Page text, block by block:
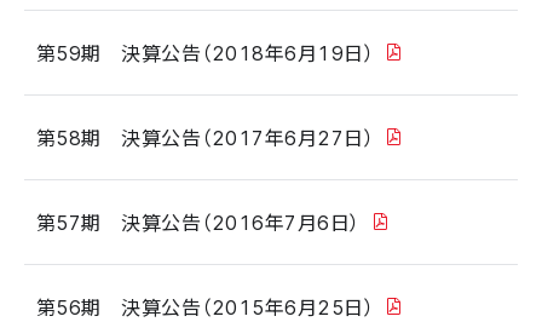
第59期 決算公告（2018年6月19日）
第58期 決算公告（2017年6月27日）
第57期 決算公告（2016年7月6日）
第56期 決算公告（2015年6月25日）